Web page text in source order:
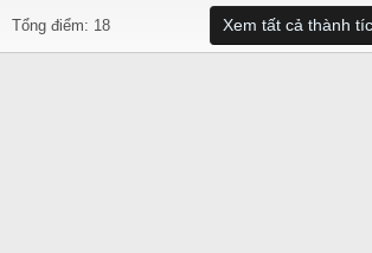
Tổng điểm: 18 Xem tất cả thành